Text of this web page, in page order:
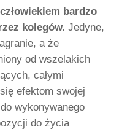
bardzo
kolegów. Jedyne,
a że
od wszelakich
całymi
efektom swojej
wykonywanego
do życia